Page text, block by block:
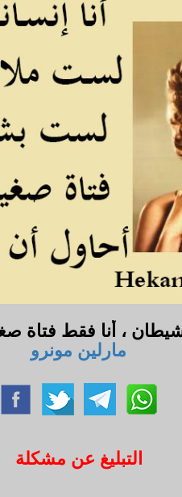
، أنا فقط فتاة
مارلين مونرو
التبليغ عن مشكلة